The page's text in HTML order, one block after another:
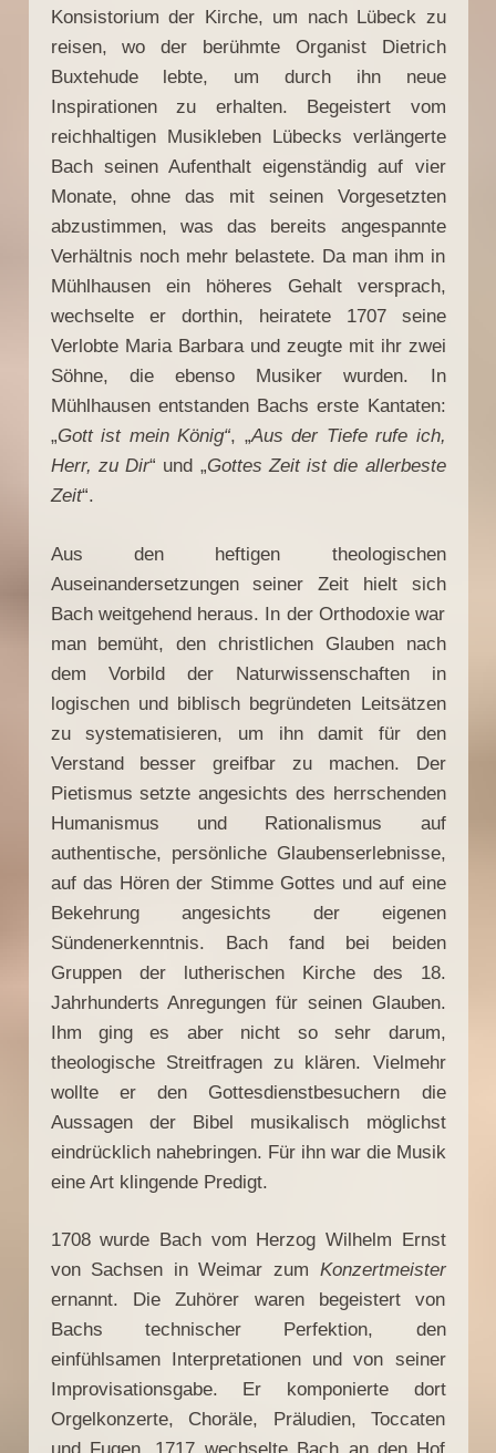
Konsistorium der Kirche, um nach Lübeck zu
reisen, wo der berühmte Organist Dietrich
Buxtehude lebte, um durch ihn neue
Inspirationen zu erhalten. Begeistert vom
reichhaltigen Musikleben Lübecks verlängerte
Bach seinen Aufenthalt eigenständig auf vier
Monate, ohne das mit seinen Vorgesetzten
abzustimmen, was das bereits angespannte
Verhältnis noch mehr belastete. Da man ihm in
Mühlhausen ein höheres Gehalt versprach,
wechselte er dorthin, heiratete 1707 seine
Verlobte Maria Barbara und zeugte mit ihr zwei
Söhne, die ebenso Musiker wurden. In
Mühlhausen entstanden Bachs erste Kantaten:
„Gott ist mein König“, „Aus der Tiefe rufe ich,
Herr, zu Dir“ und „Gottes Zeit ist die allerbeste
Zeit“.
Aus den heftigen theologischen
Auseinandersetzungen seiner Zeit hielt sich
Bach weitgehend heraus. In der Orthodoxie war
man bemüht, den christlichen Glauben nach
dem Vorbild der Naturwissenschaften in
logischen und biblisch begründeten Leitsätzen
zu systematisieren, um ihn damit für den
Verstand besser greifbar zu machen. Der
Pietismus setzte angesichts des herrschenden
Humanismus und Rationalismus auf
authentische, persönliche Glaubenserlebnisse,
auf das Hören der Stimme Gottes und auf eine
Bekehrung angesichts der eigenen
Sündenerkenntnis. Bach fand bei beiden
Gruppen der lutherischen Kirche des 18.
Jahrhunderts Anregungen für seinen Glauben.
Ihm ging es aber nicht so sehr darum,
theologische Streitfragen zu klären. Vielmehr
wollte er den Gottesdienstbesuchern die
Aussagen der Bibel musikalisch möglichst
eindrücklich nahebringen. Für ihn war die Musik
eine Art klingende Predigt.
1708 wurde Bach vom Herzog Wilhelm Ernst
von Sachsen in Weimar zum Konzertmeister
ernannt. Die Zuhörer waren begeistert von
Bachs technischer Perfektion, den
einfühlsamen Interpretationen und von seiner
Improvisationsgabe. Er komponierte dort
Orgelkonzerte, Choräle, Präludien, Toccaten